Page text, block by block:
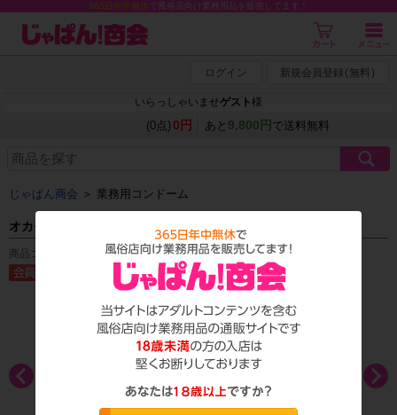
365日年中無休で風俗店向け業務用品を販売してます！
ログイン 新規会員登録 ( 無料 )
いらっしゃいませ ゲスト様
(0点) 0円 あと 9,800円 で送料無料
じゃぱん商会 ＞ 業務用コンドーム
オカモトゼロワン 0.01ミリ Lサイズ 3個入
商品コード：C_0050